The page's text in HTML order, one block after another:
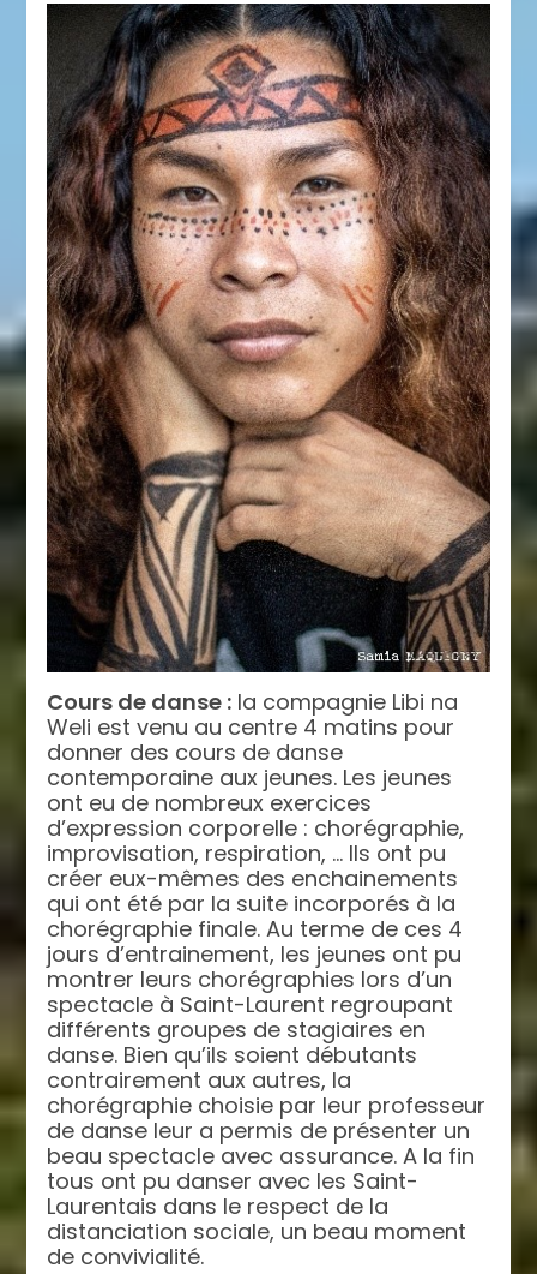
Cours de danse :la compagnie Libi na
Weli est venu au centre 4 matins pour
donner des cours de danse
contemporaine aux jeunes. Les jeunes
ont eu de nombreux exercices
d’expression corporelle : chorégraphie,
improvisation, respiration, … Ils ont pu
créer eux-mêmes des enchainements
qui ont été par la suite incorporés à la
chorégraphie finale. Au terme de ces 4
jours d’entrainement, les jeunes ont pu
montrer leurs chorégraphies lors d’un
spectacle à Saint-Laurent regroupant
différents groupes de stagiaires en
danse. Bien qu’ils soient débutants
contrairement aux autres, la
chorégraphie choisie par leur professeur
de danse leur a permis de présenter un
beau spectacle avec assurance. A la fin
tous ont pu danser avec les Saint-
Laurentais dans le respect de la
distanciation sociale, un beau moment
de convivialité.